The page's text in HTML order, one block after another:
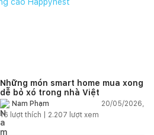
Những món smart home mua xong
dễ bỏ xó trong nhà Việt
Nam Phạm
20/05/2026,
16 lượt thích | 2.207 lượt xem